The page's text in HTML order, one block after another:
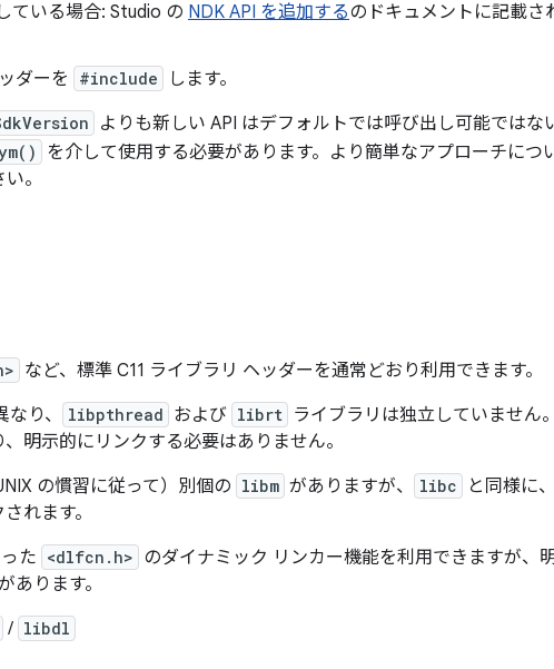
ている場合: Studio の NDK API を追加するのドキュメントに記載さ
ダーを
#include
します。
よりも新しい API はデフォルトでは呼び出し可能ではな
を介して使用する必要があります。より簡単なアプローチにつ
。
など、標準 C11 ライブラリ ヘッダーを通常どおり利用できます。
り、
libpthread および librt ライブラリは独立していません
明示的にリンクする必要はありません。
の慣習に従って）別個の libm がありますが、 libc
と同様に
れます。
た <dlfcn.h> のダイナミック リンカー機能を利用できますが、
あります。
/ libdl